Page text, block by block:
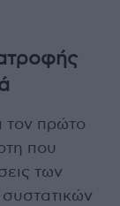
τον πρώτο
που
των